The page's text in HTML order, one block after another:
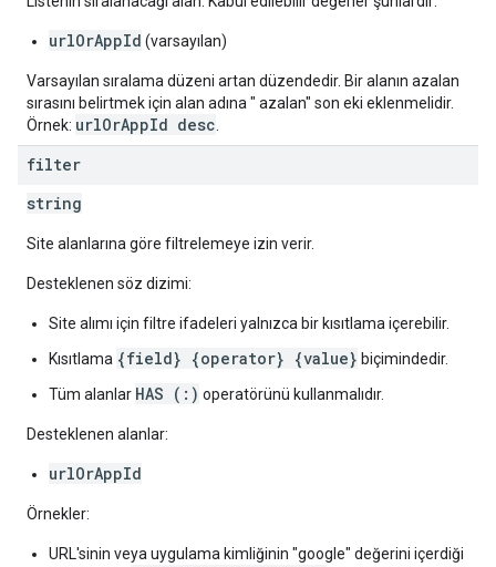
urlOrAppId (varsayılan)
Varsayılan sıralama düzeni artan düzendedir. Bir alanın azalan
sırasını belirtmek için alan adına " azalan" son eki eklenmelidir.
Örnek: urlOrAppId desc
filter
string
Site alanlarına göre filtrelemeye izin verir.
Desteklenen söz dizimi:
Site alımı için filtre ifadeleri yalnızca bir kısıtlama içerebilir.
Kısıtlama {field} {operator} {value} biçimindedir.
Tüm alanlar HAS (:) operatörünü kullanmalıdır.
Desteklenen alanlar:
urlOrAppId
Örnekler:
URL'sinin veya uygulama kimliğinin "google" değerini içerdiği